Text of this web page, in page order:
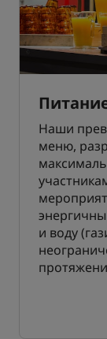
Наши
меню,
и воду